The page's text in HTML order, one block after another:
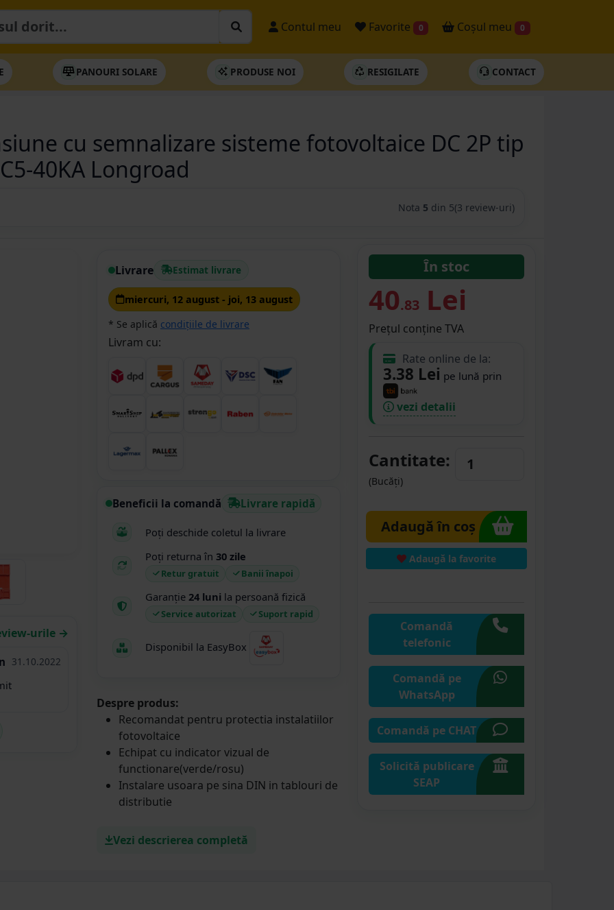
Contul meu Favorite 0 Coșul meu 0
PANOURI SOLARE PRODUSE NOI RESIGILATE CONTACT
cu semnalizare sisteme fotovoltaice DC 2P tip
40KA Longroad
Nota 5 din 5(3 review-uri)
urile →
31.10.2022
Livrare Estimat livrare
miercuri, 12 august - joi, 13 august
* Se aplică condițiile de livrare
Livram cu:
Beneficii la comandă Livrare rapidă
Poți deschide coletul la livrare
Poți returna în 30 zile
Retur gratuit Banii înapoi
Garanție 24 luni la persoană fizică
Service autorizat Suport rapid
Disponibil la EasyBox
Despre produs:
Recomandat pentru protectia instalatiilor
fotovoltaice
Echipat cu indicator vizual de
functionare(verde/rosu)
Instalare usoara pe sina DIN in tablouri de
distributie
Vezi descrierea completă
În stoc
40.83 Lei
Prețul conține TVA
Rate online de la:
3.38 Lei pe lună prin
vezi detalii
Cantitate:
(Bucăți)
Adaugă în coș
Adaugă la favorite
Comandă
telefonic
Comandă pe
WhatsApp
Comandă pe CHAT
Solicită publicare
SEAP